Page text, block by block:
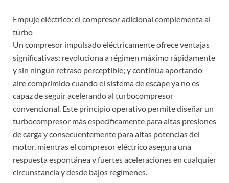
Empuje eléctrico: el compresor adicional complementa al
turbo
Un compresor impulsado eléctricamente ofrece ventajas
significativas: revoluciona a régimen máximo rápidamente
y sin ningún retraso perceptible; y continúa aportando
aire comprimido cuando el sistema de escape ya no es
capaz de seguir acelerando al turbocompresor
convencional. Este principio operativo permite diseñar un
turbocompresor más específicamente para altas presiones
de carga y consecuentemente para altas potencias del
motor, mientras el compresor eléctrico asegura una
respuesta espontánea y fuertes aceleraciones en cualquier
circunstancia y desde bajos regímenes.